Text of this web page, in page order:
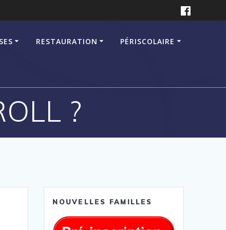
RESTAURATION PÉRISCOLAIRE
?
NOUVELLES FAMILLES